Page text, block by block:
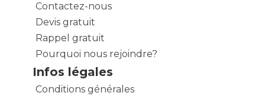
Contactez-nous
Devis gratuit
Rappel gratuit
Pourquoi nous rejoindre?
Infos légales
Conditions générales